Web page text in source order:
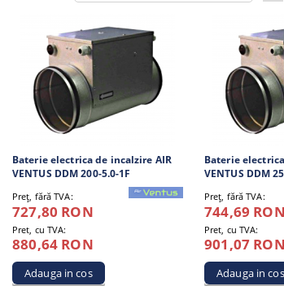
Baterie electrica de incalzire AIR
VENTUS DDM 200-5.0-1F
Preţ, fără TVA:
727,80 RON
Pret, cu TVA:
880,64 RON
Baterie
VENTUS DDM
Preţ, fără TVA:
744,69 RON
Pret, cu TVA:
901,07 RON